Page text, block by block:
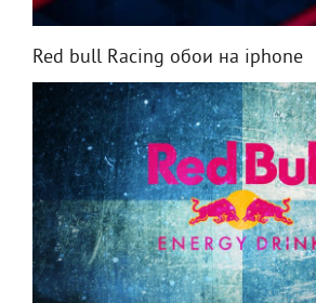
Red bull Racing обои на iphone